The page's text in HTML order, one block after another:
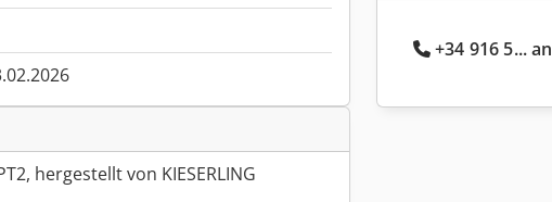
hergestellt von KIESERLING
+34 916 5...